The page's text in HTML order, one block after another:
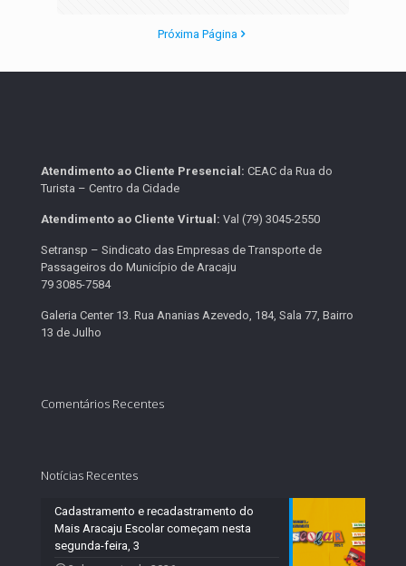
Próxima Página
Atendimento ao Cliente Presencial: CEAC da Rua do
Turista – Centro da Cidade
Atendimento ao Cliente Virtual: Val (79) 3045-2550
Setransp – Sindicato das Empresas de Transporte de
Passageiros do Município de Aracaju
79 3085-7584
Galeria Center 13. Rua Ananias Azevedo, 184, Sala 77, Bairro
13 de Julho
Comentários Recentes
Notícias Recentes
Cadastramento e recadastramento do
Mais Aracaju Escolar começam nesta
segunda-feira, 3